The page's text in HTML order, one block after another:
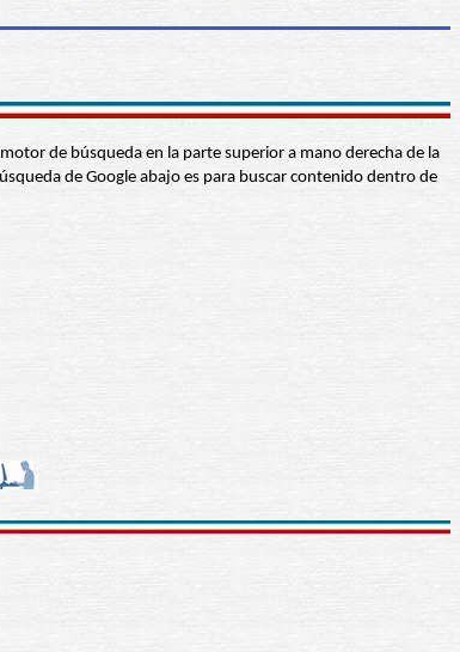
de búsqueda en la parte superior a mano derecha de la
de Google abajo es para buscar contenido dentro de